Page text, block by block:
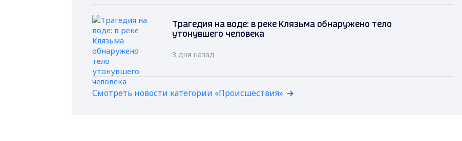
Трагедия на воде: в реке Клязьма обнаружено тело
утонувшего человека
3 дня назад
Смотреть новости категории «Происшествия»